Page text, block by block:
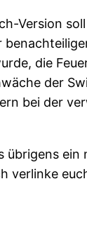
Version
die
der
bei der